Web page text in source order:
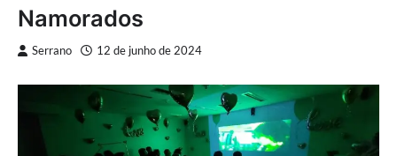
Namorados
Serrano 12 de junho de 2024